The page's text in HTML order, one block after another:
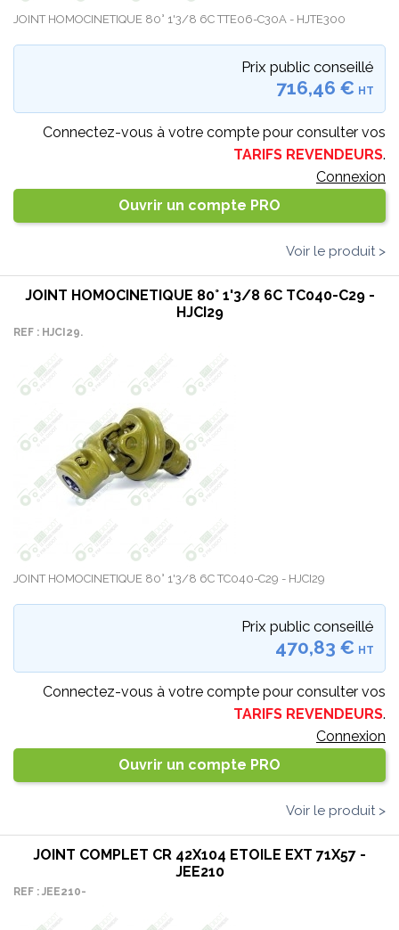
JOINT HOMOCINETIQUE 80° 1'3/8 6C TTE06-C30A - HJTE300
Prix public conseillé
716,46 € HT
Connectez-vous à votre compte pour consulter vos
TARIFS REVENDEURS.
Connexion
Ouvrir un compte PRO
Voir le produit >
JOINT HOMOCINETIQUE 80° 1'3/8 6C TC040-C29 -
HJCI29
REF : HJCI29.
JOINT HOMOCINETIQUE 80° 1'3/8 6C TC040-C29 - HJCI29
Prix public conseillé
470,83 € HT
Connectez-vous à votre compte pour consulter vos
TARIFS REVENDEURS.
Connexion
Ouvrir un compte PRO
Voir le produit >
JOINT COMPLET CR 42X104 ETOILE EXT 71X57 -
JEE210
REF : JEE210-